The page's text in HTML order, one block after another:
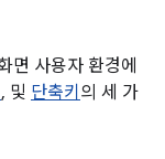
면 사용자 환경에
, 및 단축키 의 세 가